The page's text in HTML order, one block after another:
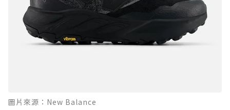
圖片來源：New Balance